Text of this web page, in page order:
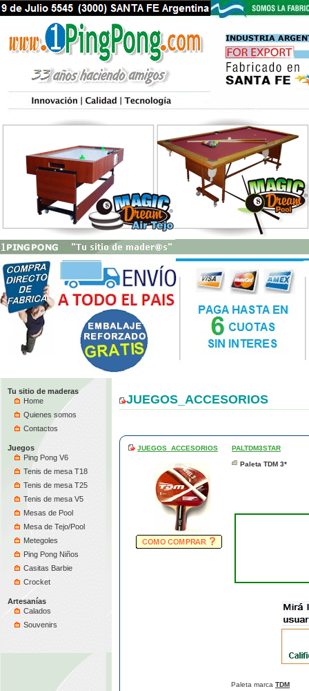
Tu sitio de maderas
Home
Quienes somos
Contactos
Juegos
Ping Pong V6
Tenis de mesa T18
Tenis de mesa T25
Tenis de mesa V5
Mesas de Pool
Mesa de Tejo/Pool
Metegoles
Ping Pong Niños
Casitas Barbie
Crocket
Artesanías
Calados
Souvenirs
JUEGOS_ACCESORIOS
JUEGOS_ACCESORIOS PALTDM3STAR
Paleta TDM 3*
Paleta marca TDM